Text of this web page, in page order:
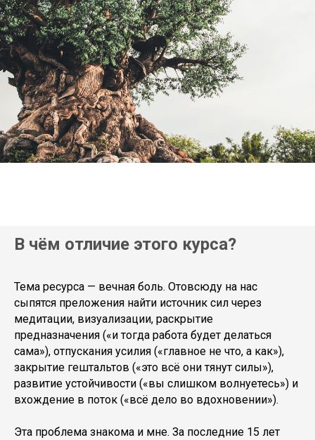
В чём отличие этого курса?
Тема ресурса — вечная боль. Отовсюду на нас
сыпятся преложения найти источник сил через
медитации, визуализации, раскрытие
предназначения («и тогда работа будет делаться
сама»), отпускания усилия («главное не что, а как»),
закрытие гештальтов («это всё они тянут силы»),
развитие устойчивости («вы слишком волнуетесь») и
вхождение в поток («всё дело во вдохновении»).
Эта проблема знакома и мне. За последние 15 лет